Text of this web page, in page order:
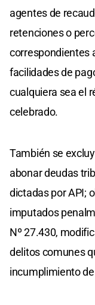
agentes de
retenciones o
correspondientes
facilidades de
cualquiera sea el
celebrado.
También se
abonar deudas
dictadas por API;
imputados
Nº 27.430,
delitos comunes
incumplimiento